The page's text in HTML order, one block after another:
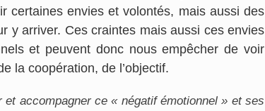
certaines envies et volontés, mais aussi des
y arriver. Ces craintes mais aussi ces envies
et peuvent donc nous empêcher de voir
la coopération, de l’objectif.
accompagner ce « négatif émotionnel » et ses